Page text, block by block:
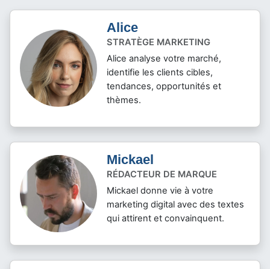
Alice
STRATÈGE MARKETING
Alice analyse votre marché,
identifie les clients cibles,
tendances, opportunités et
thèmes.
Mickael
RÉDACTEUR DE MARQUE
Mickael donne vie à votre
marketing digital avec des textes
qui attirent et convainquent.